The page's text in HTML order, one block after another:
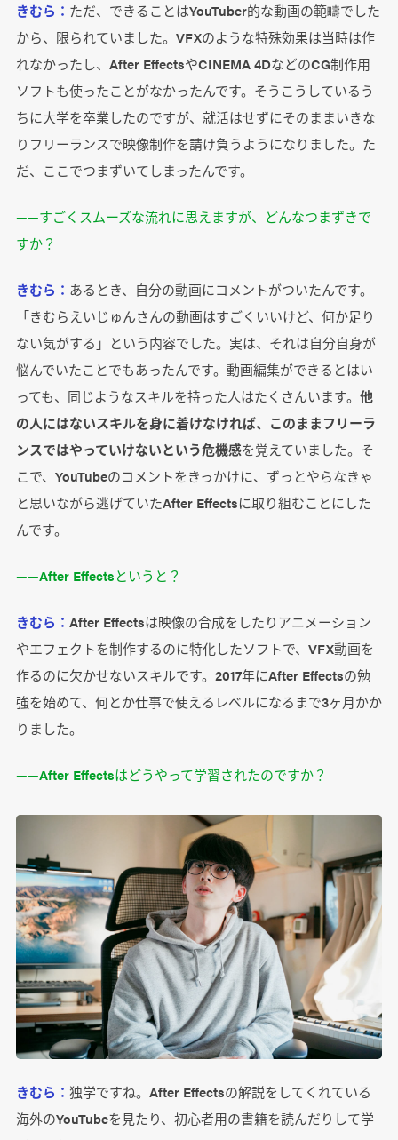
きむら： ただ、できることはYouTuber的な動画の範疇でした
から、限られていました。VFXのような特殊効果は当時は作
れなかったし、After EffectsやCINEMA 4DなどのCG制作用
ソフトも使ったことがなかったんです。そうこうしているう
ちに大学を卒業したのですが、就活はせずにそのままいきな
りフリーランスで映像制作を請け負うようになりました。た
だ、ここでつまずいてしまったんです。
――すごくスムーズな流れに思えますが、どんなつまずきで
すか？
きむら： あるとき、自分の動画にコメントがついたんです。
「きむらえいじゅんさんの動画はすごくいいけど、何か足り
ない気がする」という内容でした。実は、それは自分自身が
悩んでいたことでもあったんです。動画編集ができるとはい
っても、同じようなスキルを持った人はたくさんいます。 他
の人にはないスキルを身に着けなければ、このままフリーラ
ンスではやっていけないという危機感を覚えていました。そ
こで、YouTubeのコメントをきっかけに、ずっとやらなきゃ
と思いながら逃げていたAfter Effectsに取り組むことにした
んです。
――After Effectsというと？
きむら： After Effectsは映像の合成をしたりアニメーション
やエフェクトを制作するのに特化したソフトで、VFX動画を
作るのに欠かせないスキルです。2017年にAfter Effectsの勉
強を始めて、何とか仕事で使えるレベルになるまで3ヶ月かか
りました。
――After Effectsはどうやって学習されたのですか？
きむら： 独学ですね。After Effectsの解説をしてくれている
海外のYouTubeを見たり、初心者用の書籍を読んだりして学